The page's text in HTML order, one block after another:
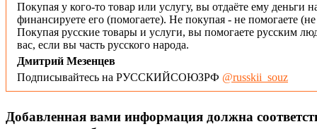
Покупая у кого-то товар или услугу, вы отдаёте ему деньги
финансируете его (помогаете). Не покупая - не помогаете
Покупая русские товары и услуги, вы помогаете русским
вас, если вы часть русского народа.
Дмитрий Мезенцев
Подписывайтесь на РУССКИЙСОЮЗРФ @russkii_souz
Добавленная вами информация должна